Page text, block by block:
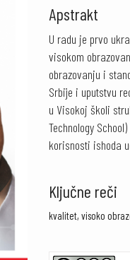
Apstrakt
U radu je prvo
visokom
obrazovanju i
Srbije i uputstvu
u Visokoj školi
Technology
korisnosti ishoda
Ključne reči
kvalitet, visoko